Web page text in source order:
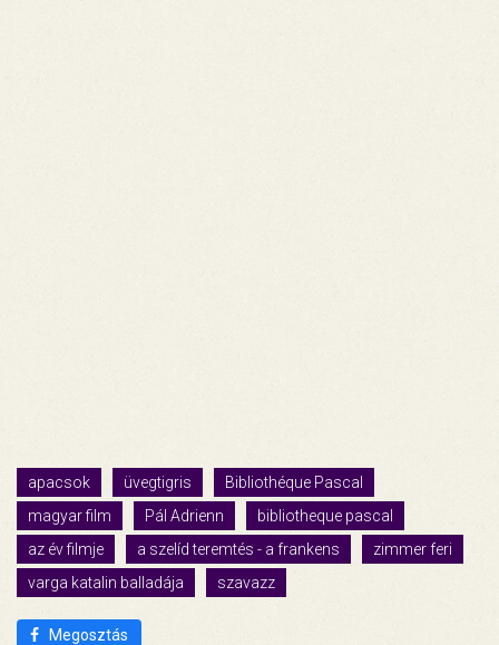
apacsok üvegtigris
Bibliothéque Pascal
magyar film
Pál Adrienn
bibliotheque pascal
az év filmje
a szelíd teremtés - a frankens
zimmer feri
varga katalin balladája
szavazz
Megosztás